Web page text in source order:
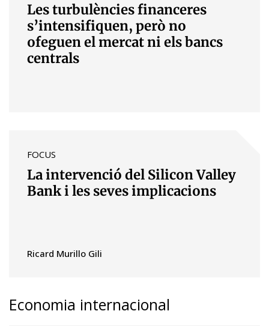
Les turbulències financeres
s’intensifiquen, però no
ofeguen el mercat ni els bancs
centrals
FOCUS
La intervenció del Silicon Valley
Bank i les seves implicacions
Ricard Murillo Gili
Economia internacional